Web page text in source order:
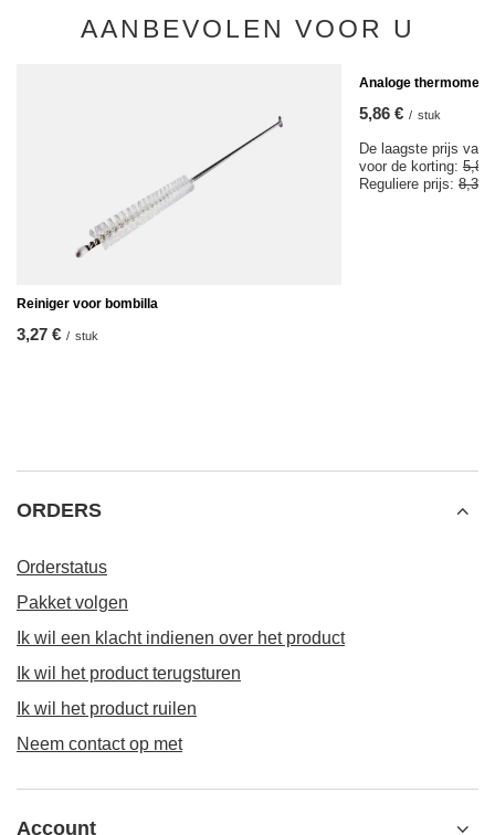
AANBEVOLEN VOOR U
Reiniger voor bombilla
3,27 € / stuk
Analoge
5,86 € / stuk
De laagste prijs van
voor de korting: 5,85
Reguliere prijs: 8,37
ORDERS
Orderstatus
Pakket volgen
Ik wil een klacht indienen over het product
Ik wil het product terugsturen
Ik wil het product ruilen
Neem contact op met
Account